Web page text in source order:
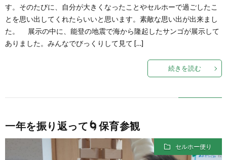
す。そのたびに、自分が大きくなったことやセルホーで過ごしたこ
とを思い出してくれたらいいと思います。素敵な思い出が出来まし
た。 展示の中に、能登の地震で海から隆起したサンゴが展示して
ありました。みんなでびっくりして見て […]
続きを読む
一年を振り返って🌀保育参観
セルホー便り